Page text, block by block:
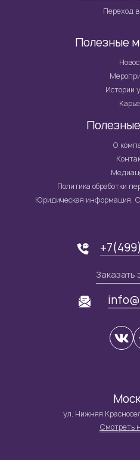
Переход в
Полезные
Истории
О
Политика обработки
Юридическая информация.
Заказать
ул. Нижняя
Смотреть